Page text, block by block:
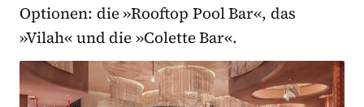
Optionen: die »Rooftop Pool Bar«, das
»Vilah« und die »Colette Bar«.